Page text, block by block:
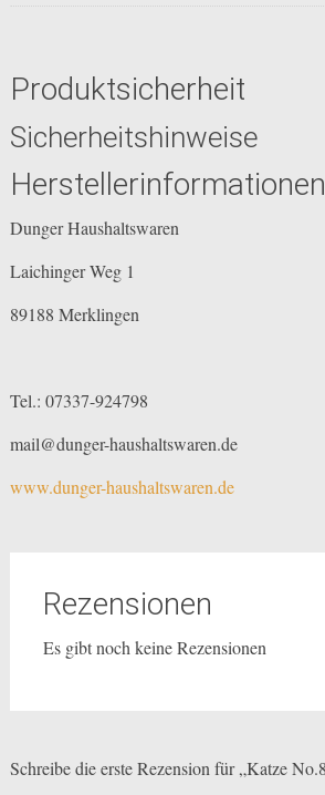
Produktsicherheit
Sicherheitshinweise
Herstellerinformationen
Dunger Haushaltswaren
Laichinger Weg 1
89188 Merklingen
Tel.: 07337-924798
mail@dunger-haushaltswaren.de
www.dunger-haushaltswaren.de
Rezensionen
Es gibt noch keine Rezensionen
Schreibe die erste Rezension für „Katze